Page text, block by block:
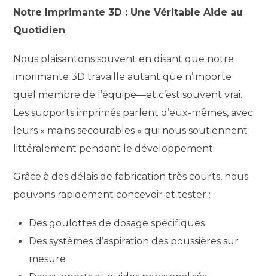
Notre Imprimante 3D : Une Véritable Aide au
Quotidien
Nous plaisantons souvent en disant que notre
imprimante 3D travaille autant que n’importe
quel membre de l’équipe—et c’est souvent vrai.
Les supports imprimés parlent d’eux-mêmes, avec
leurs « mains secourables » qui nous soutiennent
littéralement pendant le développement.
Grâce à des délais de fabrication très courts, nous
pouvons rapidement concevoir et tester :
Des goulottes de dosage spécifiques
Des systèmes d’aspiration des poussières sur
mesure